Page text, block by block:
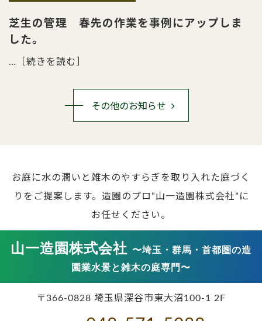
芝生の管理 春先の作業を事例にアップしま
した。
… ［続きを読む］
その他のお知らせ
お庭に水の潤いと雑木のやすらぎを取り入れた庭づく
りをご提案します。 造園のプロ”山一造園株式会社”に
お任せください。
山一造園株式会社 〜埼玉・群馬・首都圏の造
園業水景と雑木の庭専門〜
〒366-0828 埼玉県深谷市東大沼100-1 2F